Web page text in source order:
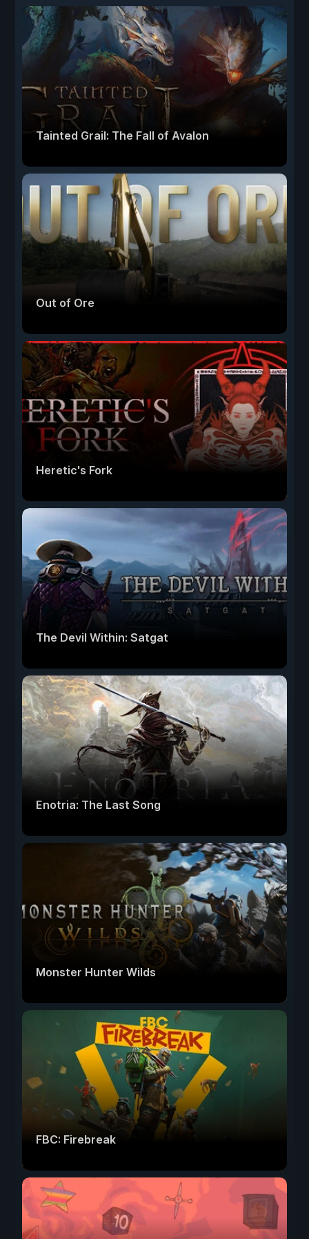
Tainted Grail: The Fall of Avalon
Out of Ore
Heretic's Fork
The Devil Within: Satgat
Enotria: The Last Song
Monster Hunter Wilds
FBC: Firebreak